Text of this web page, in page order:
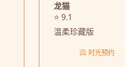
龙猫
⭐ 9.1
温柔珍藏版
📀 时光预约